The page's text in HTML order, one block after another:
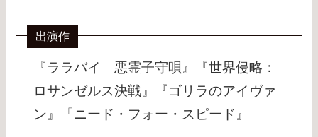
出演作
『ララバイ 悪霊子守唄』『世界侵略：
ロサンゼルス決戦』『ゴリラのアイヴァ
ン』『ニード・フォー・スピード』